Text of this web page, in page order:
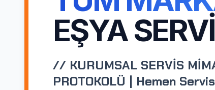
EŞYA
// KURUMSAL SERVİS
PROTOKOLÜ | Hemen Servis